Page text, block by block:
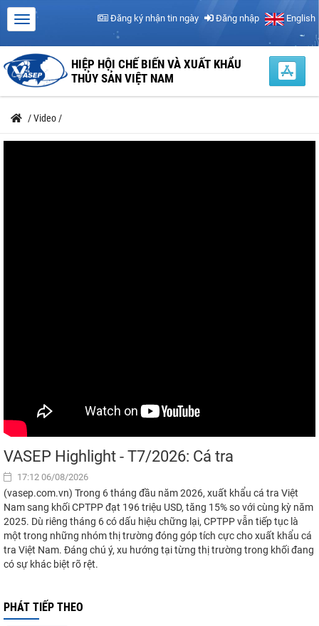
Đăng ký nhận tin ngày Đăng nhập English
HIỆP HỘI CHẾ BIẾN VÀ XUẤT KHẨU
THỦY SẢN VIỆT NAM
/Video /
VASEP Highlight - T7/2026: Cá tra
17:12 06/08/2026
(vasep.com.vn) Trong 6 tháng đầu năm 2026, xuất khẩu cá tra Việt
Nam sang khối CPTPP đạt 196 triệu USD, tăng 15% so với cùng kỳ năm
2025. Dù riêng tháng 6 có dấu hiệu chững lại, CPTPP vẫn tiếp tục là
một trong những nhóm thị trường đóng góp tích cực cho xuất khẩu cá
tra Việt Nam. Đáng chú ý, xu hướng tại từng thị trường trong khối đang
có sự khác biệt rõ rệt.
PHÁT TIẾP THEO